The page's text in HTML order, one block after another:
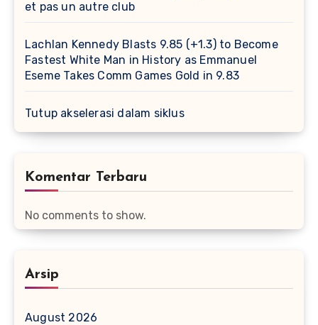
et pas un autre club
Lachlan Kennedy Blasts 9.85 (+1.3) to Become
Fastest White Man in History as Emmanuel
Eseme Takes Comm Games Gold in 9.83
Tutup akselerasi dalam siklus
Komentar Terbaru
No comments to show.
Arsip
August 2026